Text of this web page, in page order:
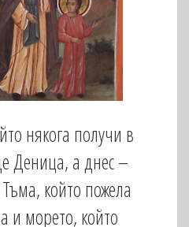
някога получи в
Деница, а днес –
който пожела
и морето, който